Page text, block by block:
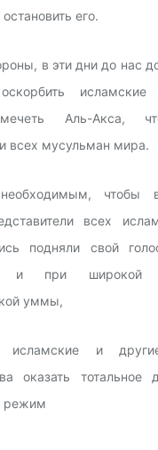
его.
в эти дни до нас
Аль-Акса,
всех мусульман мира.
чтобы
всех
подняли свой
и при широкой
уммы,
исламские и
оказать тотальное
режим